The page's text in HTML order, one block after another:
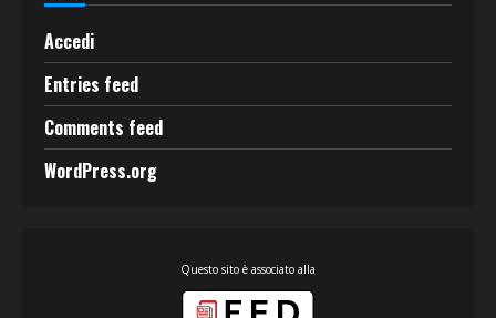
Accedi
Entries feed
Comments feed
WordPress.org
Questo sito è associato alla